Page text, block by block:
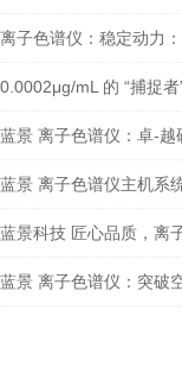
仪防治矿山水污染
离子色谱仪：稳定动力
统的硬核技术
0.0002μg/mL 的 “捕捉
谱仪的痕量检测极限在
蓝景 离子色谱仪：卓-越
就精准检测基石
蓝景 离子色谱仪主机系
部分组成，有何独-特优
蓝景科技 匠心品质，离
行业信赖之选
蓝景 离子色谱仪：突破